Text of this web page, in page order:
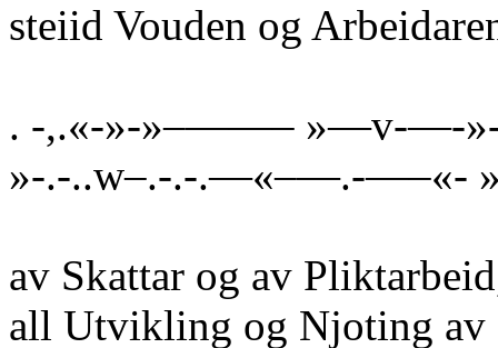
steiid Vouden og
. -,.«-»-»–——– »—v-—-
»-.-..w–.-.-.—«–—.-—–«-
av Skattar og av
all Utvikling og Njoting av